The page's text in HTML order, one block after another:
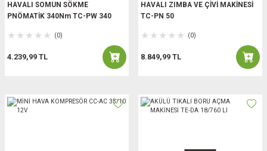
HAVALI SOMUN SÖKME
PNÖMATİK 340Nm TC-PW 340
(0)
4.239,99 TL
HAVALI ZIMBA VE ÇİVİ MAKİNESİ
TC-PN 50
(0)
8.849,99 TL